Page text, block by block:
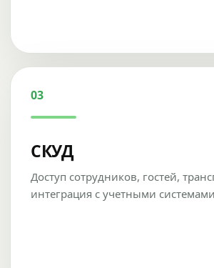
03
СКУД
Доступ сотрудников, гостей,
интеграция с учетными